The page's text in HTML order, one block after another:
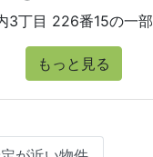
3丁目 226番15の一部
もっと見る